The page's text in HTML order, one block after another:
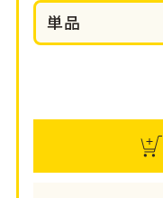
単品